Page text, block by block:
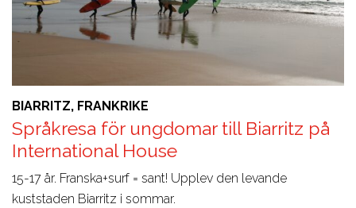
BIARRITZ, FRANKRIKE
Språkresa för ungdomar till Biarritz på
International House
15-17 år. Franska+surf = sant! Upplev den levande
kuststaden Biarritz i sommar.